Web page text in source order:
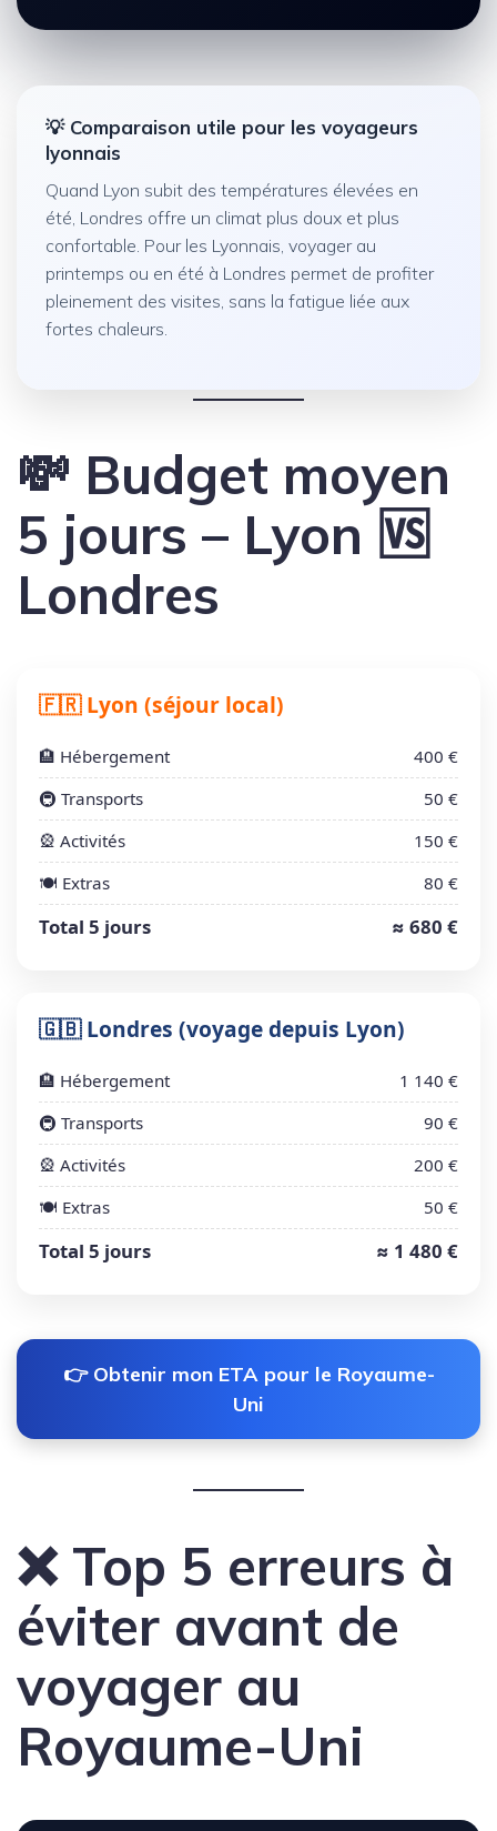
💡 Comparaison utile pour les voyageurs
lyonnais
Quand Lyon subit des températures élevées en
été, Londres offre un climat plus doux et plus
confortable. Pour les Lyonnais, voyager au
printemps ou en été à Londres permet de profiter
pleinement des visites, sans la fatigue liée aux
fortes chaleurs.
💸 Budget moyen
5 jours – Lyon 🆚
Londres
🇫🇷 Lyon (séjour local)
🏨 Hébergement
400 €
🚇 Transports
50 €
🎡 Activités
150 €
🍽️ Extras
80 €
Total 5 jours ≈ 680 €
🇬🇧 Londres (voyage depuis Lyon)
🏨 Hébergement
1 140 €
🚇 Transports
90 €
🎡 Activités
200 €
🍽️ Extras
50 €
Total 5 jours ≈ 1 480 €
👉 Obtenir mon ETA pour le Royaume-
Uni
❌ Top 5 erreurs à
éviter avant de
voyager au
Royaume-Uni